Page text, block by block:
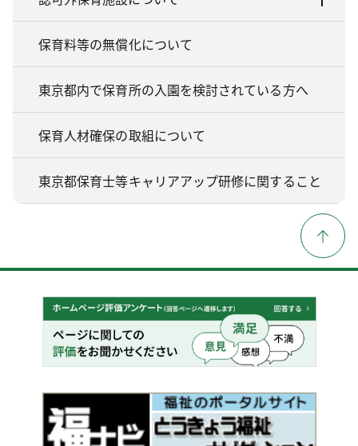
保育料等の無償化について
東京都内で保育所の入園を検討されている方へ
保育人材確保の取組について
東京都保育士等キャリアアップ研修に関すること